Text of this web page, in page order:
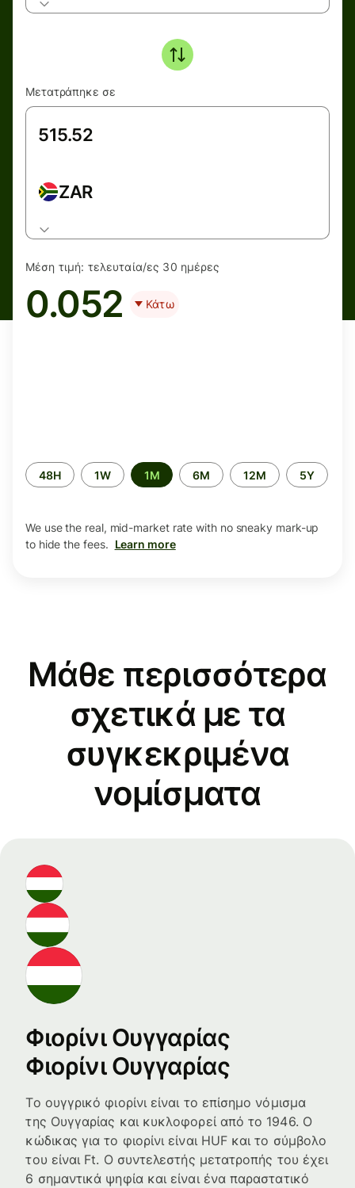
Μετατράπηκε σε
ZAR
Μέση τιμή: τελευταία/ες 30 ημέρες
0.052 Κάτω
Time
period
48H 1W 1M 6M 12M 5Y
We use the real, mid-market rate with no sneaky mark-up
to hide the fees. Learn more
Μάθε περισσότερα
σχετικά με τα
συγκεκριμένα
νομίσματα
Φιορίνι Ουγγαρίας
Φιορίνι Ουγγαρίας
Το ουγγρικό φιορίνι είναι το επίσημο νόμισμα
της Ουγγαρίας και κυκλοφορεί από το 1946. Ο
κώδικας για το φιορίνι είναι HUF και το σύμβολο
του είναι Ft. Ο συντελεστής μετατροπής του έχει
6 σημαντικά ψηφία και είναι ένα παραστατικό